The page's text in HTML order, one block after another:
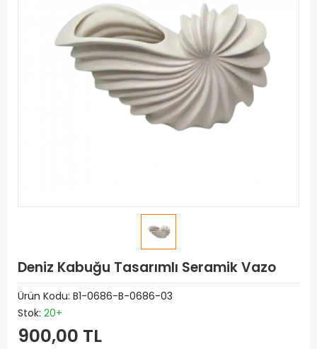
Deniz Kabuğu Tasarımlı Seramik Vazo
Ürün Kodu: B1-0686-B-0686-03
Stok: 20+
900,00 TL